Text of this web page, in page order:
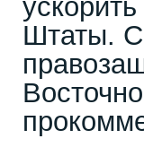
Штаты.